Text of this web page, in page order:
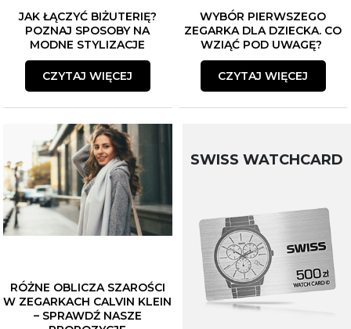
JAK ŁĄCZYĆ BIŻUTERIĘ?
POZNAJ SPOSOBY NA
MODNE STYLIZACJE
CZYTAJ WIĘCEJ
WYBÓR PIERWSZEGO
ZEGARKA DLA DZIECKA. CO
WZIĄĆ POD UWAGĘ?
CZYTAJ WIĘCEJ
RÓŻNE OBLICZA SZAROŚCI
W ZEGARKACH CALVIN KLEIN
– SPRAWDŹ NASZE
SWISS WATCHCARD
ZAPISZ SIĘ DO NEWSLETTERA
Czekają na Ciebie...
-10% NA ZEGARKI I BIŻUTERIĘ
-5% na smartwache